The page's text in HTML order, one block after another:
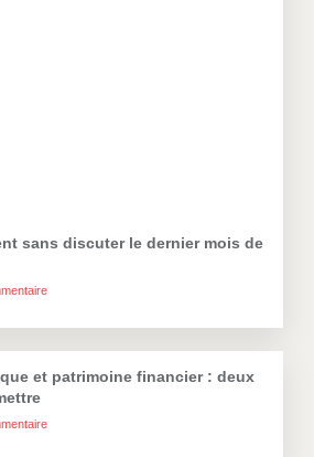
sans discuter le dernier mois de
et patrimoine financier : deux